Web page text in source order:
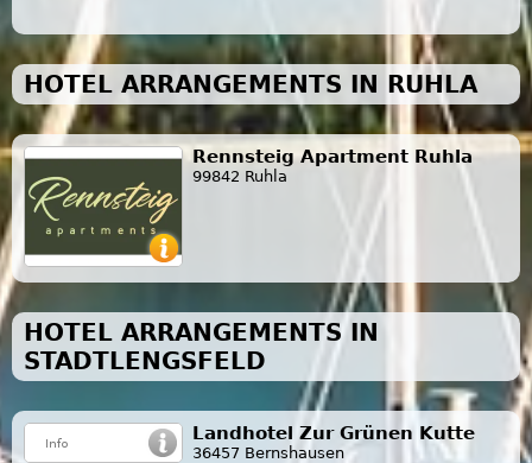
HOTEL ARRANGEMENTS IN RUHLA
Rennsteig Apartment Ruhla
99842 Ruhla
HOTEL ARRANGEMENTS IN
STADTLENGSFELD
Landhotel Zur Grünen Kutte
36457 Bernshausen